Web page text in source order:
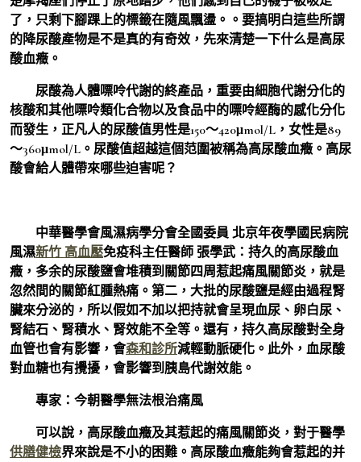
了，只剩下腳踝上的標籤在隨風飄盪。。要搞明白這些所謂
的降尿酸產物是不是真的有奇效，先來清楚一下什么是高尿
酸血癥。
尿酸為人體嘌呤代謝的終產品，重要由細胞代謝分化的
核酸和其他嘌呤類化合物以及食品中的嘌呤經酶的感化分化
而發生，正凡人的尿酸值男性是150～420μmol/L，女性是89
～360μmol/L。尿酸值超越這個范圍被稱為高尿酸血癥。高尿
酸會給人體帶來哪些迫害呢？
中華醫學會風濕病學分會全國委員 北京年夜學國民病院
風濕新竹 高血壓免疫科主任醫師 張學武：持久的高尿酸血
癥，多余的尿酸鹽會堆積到關節四周惹起痛風關節炎，就是
忽然間的關節紅腫熱痛。第二，大批的尿酸鹽是經由過程腎
臟來分泌的，所以假如不加以把持就會呈現血尿、卵白尿、
腎結石、腎積水、腎效能不全等。還有，持久高尿酸對全身
血管也會有影響，會森和診所減輕動脈硬化。此外，血尿酸
對血糖也有攪擾，會影響到胰島代謝效能。
專家：今朝醫學無法根治痛風
可以說，高尿酸血癥及其惹起的痛風關節炎，對于醫學
供膳健檢界來說是不小的困難。高尿酸血癥能夠會惹起的并